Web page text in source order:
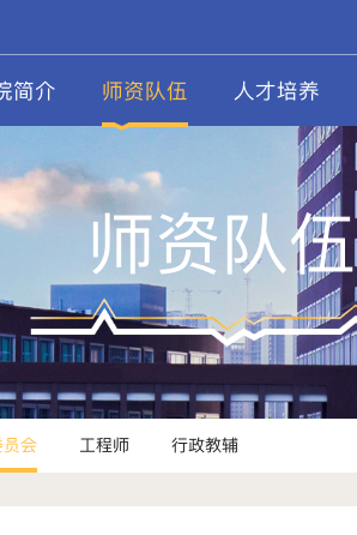
简介 师资队伍 人才培养
师资队伍
会 工程师 行政教辅